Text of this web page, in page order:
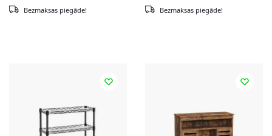
Bezmaksas piegāde! Bezmaksas piegāde!